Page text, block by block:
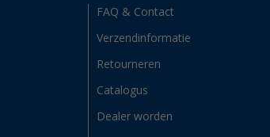
FAQ & Contact
Verzendinformatie
Retourneren
Catalogus
Dealer worden